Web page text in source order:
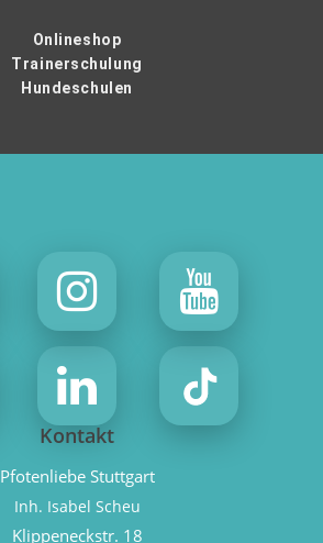
Onlineshop
Trainerschulung
Hundeschulen
Kontakt
Pfotenliebe Stuttgart
Inh. Isabel Scheu
Klippeneckstr. 18